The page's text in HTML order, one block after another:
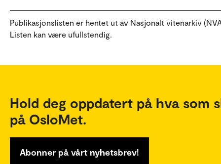
Publikasjonslisten er hentet ut av Nasjonalt vitenarkiv
Listen kan være ufullstendig.
Hold deg oppdatert på hva som
på OsloMet.
Abonner på vårt nyhetsbrev!